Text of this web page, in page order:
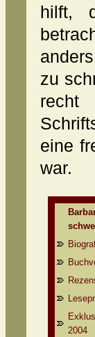
hilft,
zu
recht
eine
war.
2004